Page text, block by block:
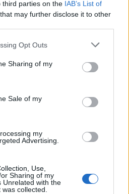
third parties on the IAB’s List of
that may further disclose it to other
Opt Outs
Sharing of my
Sale of my
my
Advertising.
Use,
Sharing of my
Unrelated with the
collected.